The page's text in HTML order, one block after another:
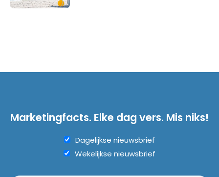
Marketingfacts. Elke dag vers. Mis niks!
Dagelijkse nieuwsbrief
Wekelijkse nieuwsbrief